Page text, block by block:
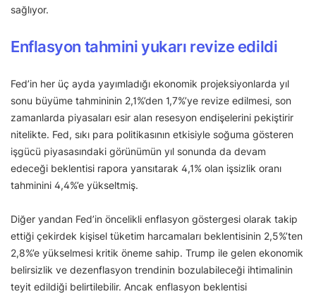
sağlıyor.
Enflasyon tahmini yukarı revize edildi
Fed’in her üç ayda yayımladığı ekonomik projeksiyonlarda yıl
sonu büyüme tahmininin 2,1%’den 1,7%’ye revize edilmesi, son
zamanlarda piyasaları esir alan resesyon endişelerini pekiştirir
nitelikte. Fed, sıkı para politikasının etkisiyle soğuma gösteren
işgücü piyasasındaki görünümün yıl sonunda da devam
edeceği beklentisi rapora yansıtarak 4,1% olan işsizlik oranı
tahminini 4,4%’e yükseltmiş.
Diğer yandan Fed’in öncelikli enflasyon göstergesi olarak takip
ettiği çekirdek kişisel tüketim harcamaları beklentisinin 2,5%’ten
2,8%’e yükselmesi kritik öneme sahip. Trump ile gelen ekonomik
belirsizlik ve dezenflasyon trendinin bozulabileceği ihtimalinin
teyit edildiği belirtilebilir. Ancak enflasyon beklentisi